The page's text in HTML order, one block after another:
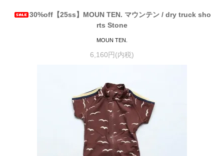
30%off【25ss】MOUN TEN. マウンテン / dry truck sho
rts Stone
MOUN TEN.
6,160円(内税)